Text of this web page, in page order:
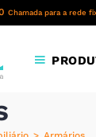
Chamada para a rede